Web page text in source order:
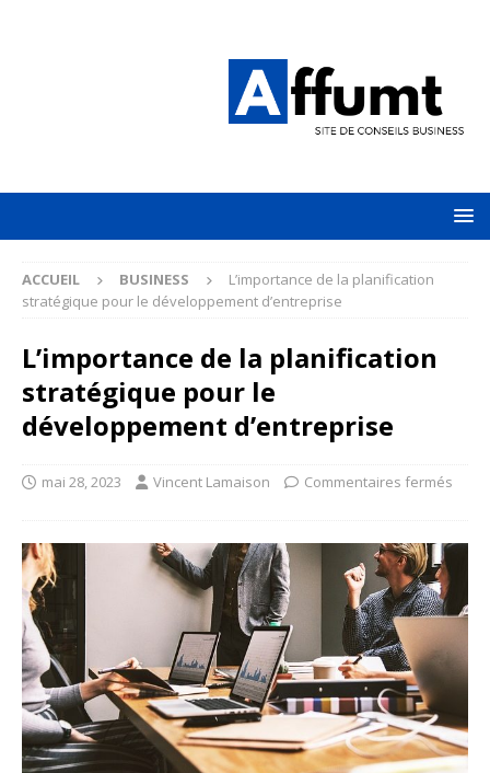
ACCUEIL BUSINESS
L’importance de la planification
stratégique pour le développement d’entreprise
L’importance de la planification
stratégique pour le
développement d’entreprise
mai 28, 2023 Vincent Lamaison Commentaires fermés